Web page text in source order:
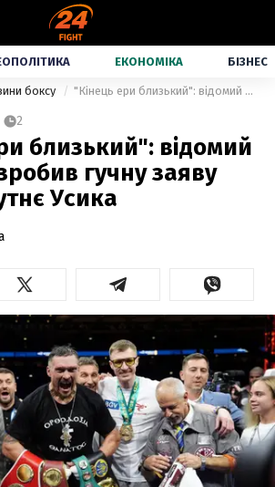
ЕКОНОМІКА БІЗНЕС
боксу "Кінець ери близький": відомий інсайдер зробив гучну заяву про майбутнє Усика
2
близький": відомий
гучну заяву
Усика